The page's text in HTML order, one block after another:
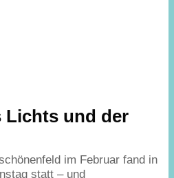
Lichts und der
im Februar fand in
statt – und